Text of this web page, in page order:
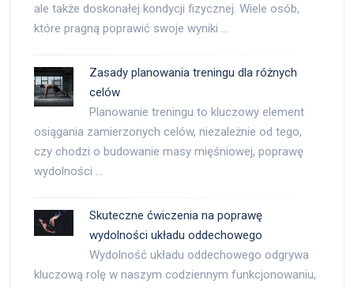
ale także doskonałej kondycji fizycznej. Wiele osób,
które pragną poprawić swoje wyniki …
Zasady planowania treningu dla różnych
celów
Planowanie treningu to kluczowy element
osiągania zamierzonych celów, niezależnie od tego,
czy chodzi o budowanie masy mięśniowej, poprawę
wydolności …
Skuteczne ćwiczenia na poprawę
wydolności układu oddechowego
Wydolność układu oddechowego odgrywa
kluczową rolę w naszym codziennym funkcjonowaniu,